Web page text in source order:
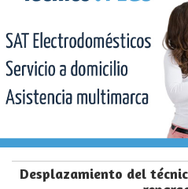
Desplazamiento del